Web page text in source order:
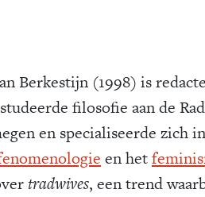
Berkestijn (1998) is
filosofie aan de
en specialiseerde zich
en het
tradwives, een trend